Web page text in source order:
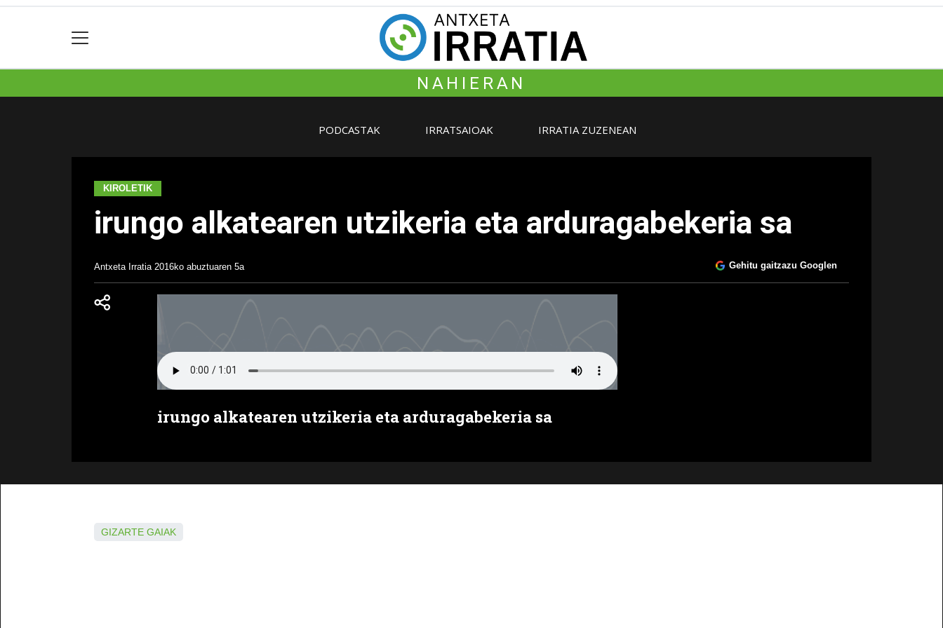
NAHIERAN
PODCASTAK IRRATSAIOAK IRRATIA ZUZENEAN
KIROLETIK
irungo alkatearen utzikeria eta arduragabekeria sa
Antxeta Irratia 2016ko abuztuaren 5a Gehitu gaitzazu Googlen
irungo alkatearen utzikeria eta arduragabekeria sa
GIZARTE GAIAK